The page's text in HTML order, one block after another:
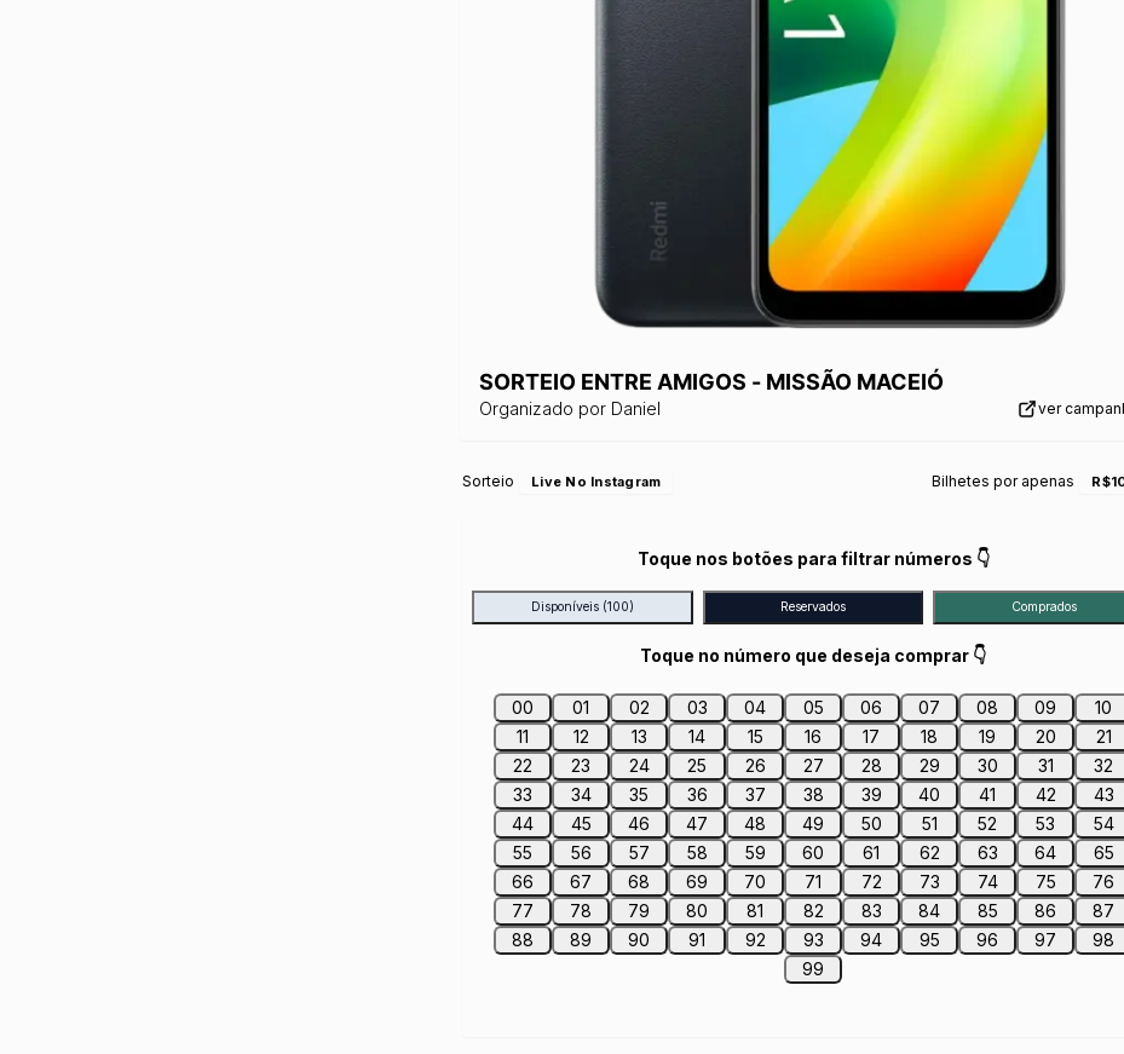
SORTEIO ENTRE AMIGOS - MISSÃO MACEIÓ
Organizado por Daniel ver
Sorteio Live No Instagram Bilhetes por apenas
Toque nos botões para filtrar números 👇
Disponíveis (100) Reservados Comprados
Toque no número que deseja comprar 👇
00 01 02 03 04 05 06 07 08 09
10
11
12 13 14 15 16 17 18 19 20
21
22
23 24 25 26 27 28 29 30 31
32
33
34 35 36 37 38 39 40 41 42
43
44
45 46 47 48 49 50 51 52 53
54
55
56 57 58 59 60 61 62 63 64
65
66
67 68 69 70 71 72 73 74 75
76
77
78 79 80 81 82 83 84 85 86
87
88
89 90 91 92 93 94 95 96 97
98
99